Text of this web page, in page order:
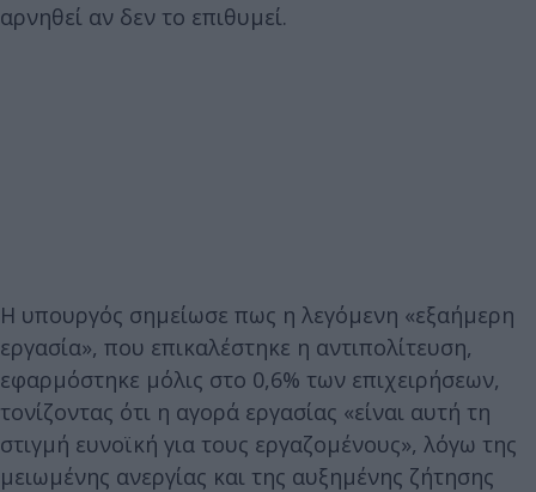
αρνηθεί αν δεν το επιθυμεί.
Η υπουργός σημείωσε πως η λεγόμενη «εξαήμερη
εργασία», που επικαλέστηκε η αντιπολίτευση,
εφαρμόστηκε μόλις στο 0,6% των επιχειρήσεων,
τονίζοντας ότι η αγορά εργασίας «είναι αυτή τη
στιγμή ευνοϊκή για τους εργαζομένους», λόγω της
μειωμένης ανεργίας και της αυξημένης ζήτησης